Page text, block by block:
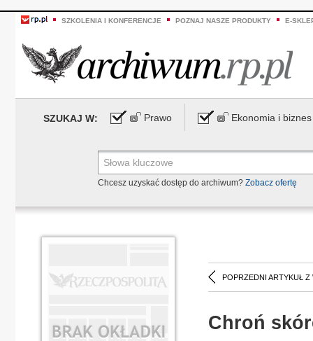
SZKOLENIA I KONFERENCJE POZNAJ NASZE PRODUKTY E-
SZUKAJ W: Prawo Ekonomia i biznes
Chcesz uzyskać dostęp do archiwum? Zobacz ofertę
POPRZEDNI ARTYKUŁ Z
Chroń